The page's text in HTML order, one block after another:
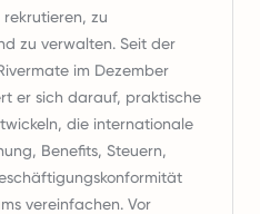
zu
zu verwalten. Seit der
im Dezember
er sich darauf, praktische
die internationale
Benefits, Steuern,
vereinfachen. Vor